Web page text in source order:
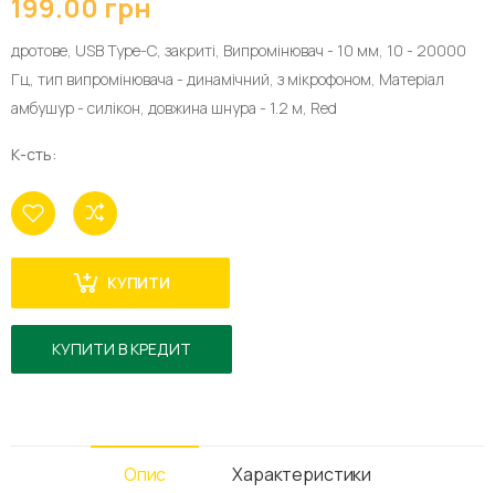
199.00 грн
дротове, USB Type-C, закриті, Випромінювач - 10 мм, 10 - 20000
Гц, тип випромінювача - динамічний, з мікрофоном, Матеріал
амбушур - силікон, довжина шнура - 1.2 м, Red
К-сть:
КУПИТИ
КУПИТИ В КРЕДИТ
Опис Характеристики